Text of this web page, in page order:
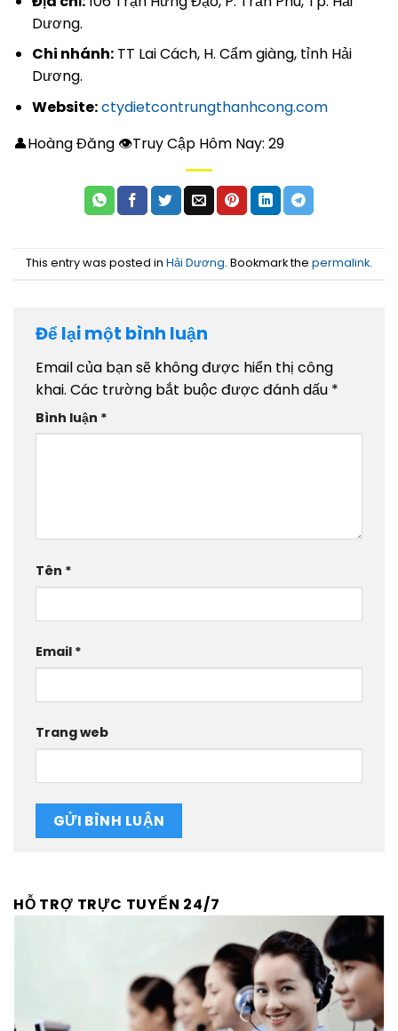
Dương.
Chi nhánh:TT Lai Cách, H. Cẩm giàng, tỉnh Hải
Dương.
Website:ctydietcontrungthanhcong.com
👤Hoàng Đăng 👁Truy Cập Hôm Nay: 29
This entry was posted in Hải Dương. Bookmark the permalink.
Để lại một bình luận
Email của bạn sẽ không được hiển thị công
khai. Các trường bắt buộc được đánh dấu *
Bình luận *
Tên *
Email *
Trang web
HỖ TRỢ TRỰC TUYẾN 24/7